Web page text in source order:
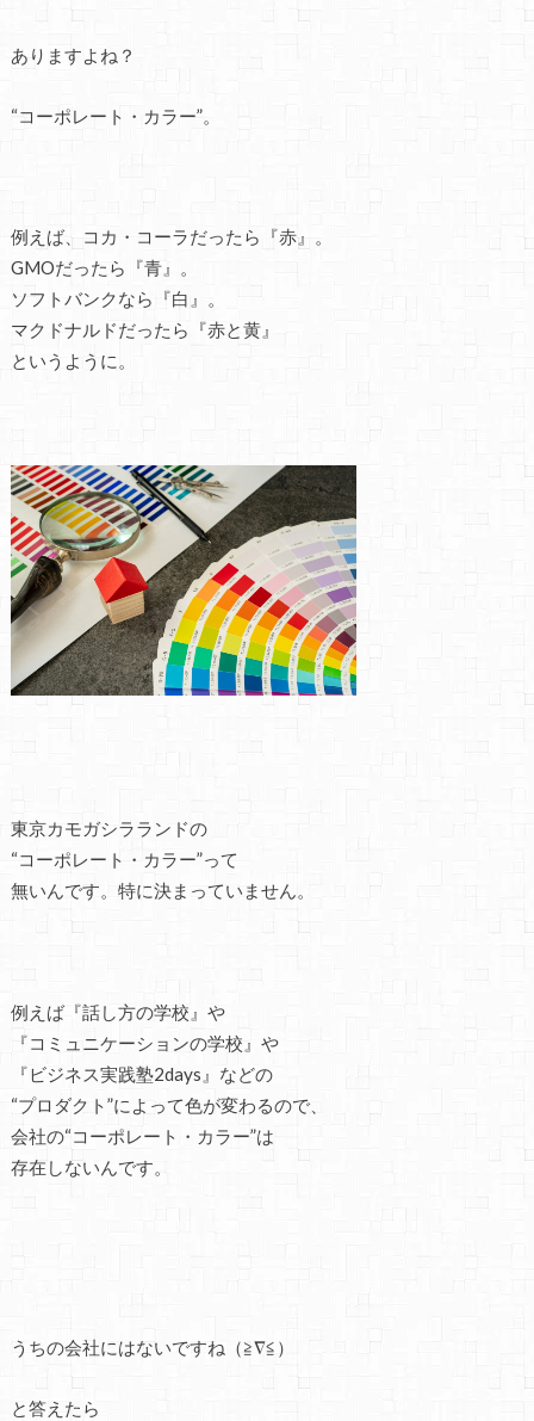
ありますよね？
“コーポレート・カラー”。
例えば、コカ・コーラだったら『赤』。
GMOだったら『青』。
ソフトバンクなら『白』。
マクドナルドだったら『赤と黄』
というように。
東京カモガシラランドの
“コーポレート・カラー”って
無いんです。特に決まっていません。
例えば『話し方の学校』や
『コミュニケーションの学校』や
『ビジネス実践塾2days』などの
“プロダクト”によって色が変わるので、
会社の“コーポレート・カラー”は
存在しないんです。
うちの会社にはないですね（≧∇≦）
と答えたら